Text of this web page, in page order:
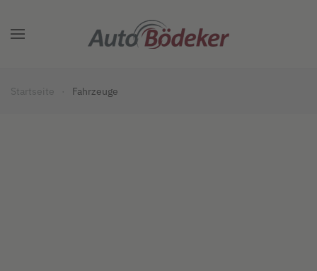
Zum Hauptinhalt springen
Startseite Fahrzeuge